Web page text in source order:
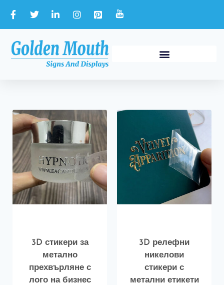
3D стикери за
метално
прехвърляне с
лого на бизнес
3D релефни
никелови
стикери с
метални етикети